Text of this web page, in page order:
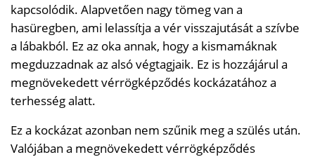
kapcsolódik. Alapvetően nagy tömeg van a
hasüregben, ami lelassítja a vér visszajutását a szívbe
a lábakból. Ez az oka annak, hogy a kismamáknak
megduzzadnak az alsó végtagjaik. Ez is hozzájárul a
megnövekedett vérrögképződés kockázatához a
terhesség alatt.
Ez a kockázat azonban nem szűnik meg a szülés után.
Valójában a megnövekedett vérrögképződés